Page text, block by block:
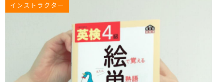
インストラクター